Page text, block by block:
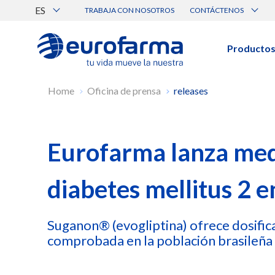
ES TRABAJA CON NOSOTROS CONTÁCTENOS
Canal de Ética Eurofarma
Productos
Búsqueda por nombre, principio
Ver todos los productos
Home Oficina de prensa releases
Eurofarma lanza
diabetes mellitus 2
Suganon® (evogliptina) ofrece
comprobada en la población brasileña